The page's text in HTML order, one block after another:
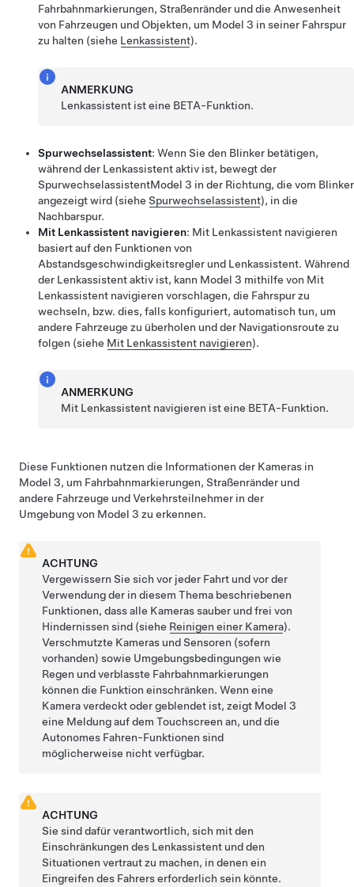
Fahrbahnmarkierungen, Straßenränder und die Anwesenheit
von Fahrzeugen und Objekten, um Model 3 in seiner Fahrspur
zu halten (siehe Lenkassistent).
ANMERKUNG
Lenkassistent ist eine BETA-Funktion.
Spurwechselassistent: Wenn Sie den Blinker betätigen,
während der Lenkassistentaktiv ist, bewegt der
SpurwechselassistentModel 3 in der Richtung, die vom Blinker
angezeigt wird (siehe Spurwechselassistent), in die
Nachbarspur.
Mit Lenkassistent navigieren: Mit Lenkassistent navigieren
basiert auf den Funktionen von
Abstandsgeschwindigkeitsregler und Lenkassistent. Während
der Lenkassistentaktiv ist, kann Model 3 mithilfe von Mit
Lenkassistent navigieren vorschlagen, die Fahrspur zu
wechseln, bzw. dies, falls konfiguriert, automatisch tun, um
andere Fahrzeuge zu überholen und der Navigationsroute zu
folgen (siehe Mit Lenkassistent navigieren).
ANMERKUNG
Mit Lenkassistent navigieren ist eine BETA-Funktion.
Diese Funktionen nutzen die Informationen der Kameras in
Model 3, um Fahrbahnmarkierungen, Straßenränder und
andere Fahrzeuge und Verkehrsteilnehmer in der
Umgebung von Model 3 zu erkennen.
ACHTUNG
Vergewissern Sie sich vor jeder Fahrt und vor der
Verwendung der in diesem Thema beschriebenen
Funktionen, dass alle Kameras sauber und frei von
Hindernissen sind (siehe Reinigen einer Kamera).
Verschmutzte Kameras und Sensoren (sofern
vorhanden) sowie Umgebungsbedingungen wie
Regen und verblasste Fahrbahnmarkierungen
können die Funktion einschränken. Wenn eine
Kamera verdeckt oder geblendet ist, zeigt Model 3
eine Meldung auf demTouchscreen an, und die
Autonomes Fahren-Funktionen sind
möglicherweise nicht verfügbar.
ACHTUNG
Sie sind dafür verantwortlich, sich mit den
Einschränkungen des Lenkassistent und den
Situationen vertraut zu machen, in denen ein
Eingreifen des Fahrers erforderlich sein könnte.